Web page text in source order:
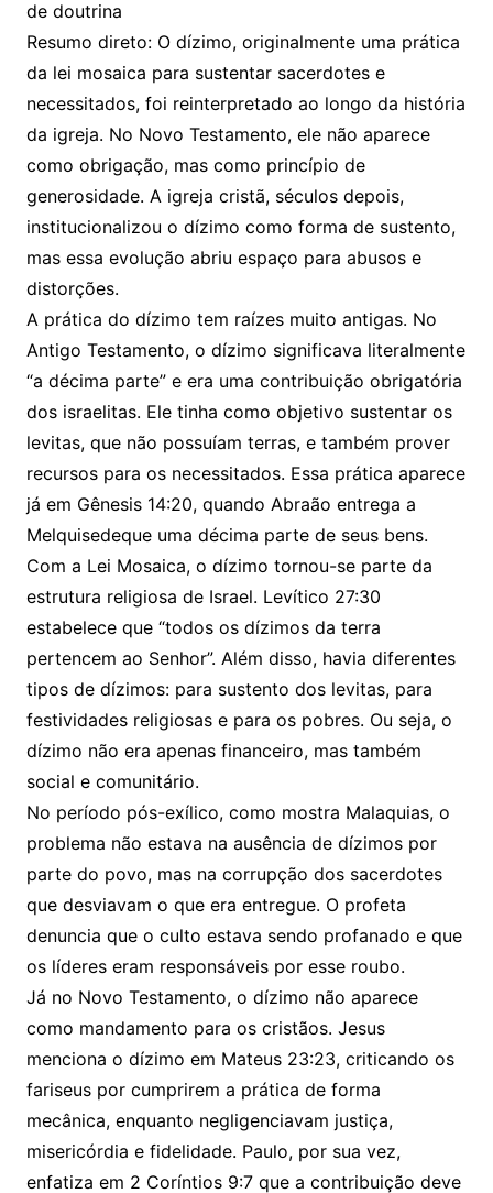
de doutrina
Resumo direto: O dízimo, originalmente uma prática
da lei mosaica para sustentar sacerdotes e
necessitados, foi reinterpretado ao longo da história
da igreja. No Novo Testamento, ele não aparece
como obrigação, mas como princípio de
generosidade. A igreja cristã, séculos depois,
institucionalizou o dízimo como forma de sustento,
mas essa evolução abriu espaço para abusos e
distorções.
A prática do dízimo tem raízes muito antigas. No
Antigo Testamento, o dízimo significava literalmente
“a décima parte” e era uma contribuição obrigatória
dos israelitas. Ele tinha como objetivo sustentar os
levitas, que não possuíam terras, e também prover
recursos para os necessitados. Essa prática aparece
já em Gênesis 14:20, quando Abraão entrega a
Melquisedeque uma décima parte de seus bens.
Com a Lei Mosaica, o dízimo tornou-se parte da
estrutura religiosa de Israel. Levítico 27:30
estabelece que “todos os dízimos da terra
pertencem ao Senhor”. Além disso, havia diferentes
tipos de dízimos: para sustento dos levitas, para
festividades religiosas e para os pobres. Ou seja, o
dízimo não era apenas financeiro, mas também
social e comunitário.
No período pós-exílico, como mostra Malaquias, o
problema não estava na ausência de dízimos por
parte do povo, mas na corrupção dos sacerdotes
que desviavam o que era entregue. O profeta
denuncia que o culto estava sendo profanado e que
os líderes eram responsáveis por esse roubo.
Já no Novo Testamento, o dízimo não aparece
como mandamento para os cristãos. Jesus
menciona o dízimo em Mateus 23:23, criticando os
fariseus por cumprirem a prática de forma
mecânica, enquanto negligenciavam justiça,
misericórdia e fidelidade. Paulo, por sua vez,
enfatiza em 2 Coríntios 9:7 que a contribuição deve